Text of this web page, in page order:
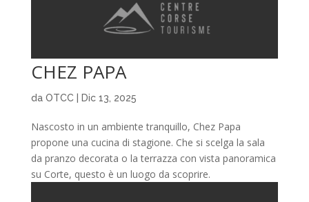
CHEZ PAPA
da OTCC| Dic 13, 2025
Nascosto in un ambiente tranquillo, Chez Papa
propone una cucina di stagione. Che si scelga la sala
da pranzo decorata o la terrazza con vista panoramica
su Corte, questo è un luogo da scoprire.